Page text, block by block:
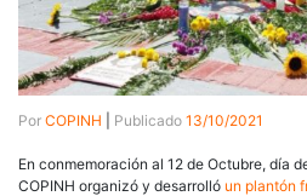
Por COPINH Publicado 13/10/2021
En conmemoración al 12 de Octubre, día
COPINH organizó y desarrolló un plantón